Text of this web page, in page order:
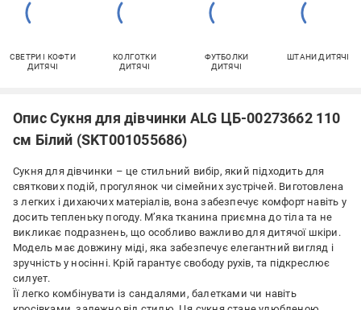
СВЕТРИ І КОФТИ
ДИТЯЧІ
КОЛГОТКИ
ДИТЯЧІ
ФУТБОЛКИ
ДИТЯЧІ
ШТАНИ ДИТЯЧІ
Опис Сукня для дівчинки ALG ЦБ-00273662 110
см Білий (SKT001055686)
Сукня для дівчинки – це стильний вибір, який підходить для
святкових подій, прогулянок чи сімейних зустрічей. Виготовлена
з легких і дихаючих матеріалів, вона забезпечує комфорт навіть у
досить тепленьку погоду. М’яка тканина приємна до тіла та не
викликає подразнень, що особливо важливо для дитячої шкіри.
Модель має довжину міді, яка забезпечує елегантний вигляд і
зручність у носінні. Крій гарантує свободу рухів, та підкреслює
силует.
Її легко комбінувати із сандалями, балетками чи навіть